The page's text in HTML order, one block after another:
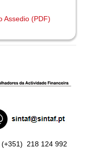
Assedio (PDF)
218 124 992